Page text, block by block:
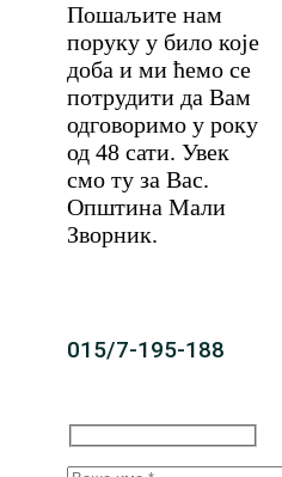
Пошаљите нам
поруку у било које
доба и ми ћемо се
потрудити да Вам
одговоримо у року
од 48 сати. Увек
смо ту за Вас.
Општина Мали
Зворник.
015/7-195-188